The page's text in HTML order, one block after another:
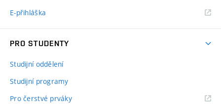
E-přihláška
PRO STUDENTY
Studijní oddělení
Studijní programy
Pro čerstvé prváky